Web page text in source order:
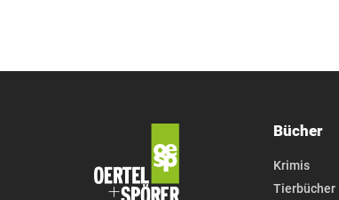
Bücher
Krimis
Tierbücher